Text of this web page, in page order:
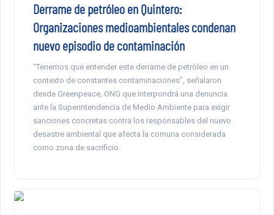
Derrame de petróleo en Quintero:
Organizaciones medioambientales condenan
nuevo episodio de contaminación
“Tenemos que entender este derrame de petróleo en un
contexto de constantes contaminaciones”, señalaron
desde Greenpeace, ONG que interpondrá una denuncia
ante la Superintendencia de Medio Ambiente para exigir
sanciones concretas contra los responsables del nuevo
desastre ambiental que afecta la comuna considerada
como zona de sacrificio.